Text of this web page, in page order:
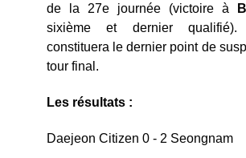
de la 27e journée (victoire à
sixième et dernier
constituera le dernier point de
tour final.
Les résultats :
Daejeon Citizen 0 - 2 Seongnam